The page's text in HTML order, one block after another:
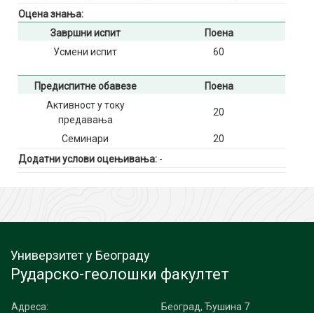
Оцена знања:
Завршни испит
Поена
Усмени испит
60
Предиспитне обавезе
Поена
Активност у току
предавања
20
Семинари
20
Додатни услови оцењивања: -
Универзитет у Београду
Рударско-геолошки факултет
Адреса:
Београд, Ђушина 7